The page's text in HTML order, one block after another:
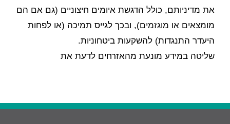
את מדיניותם, כולל הדגשת איומים חיצוניים (גם אם הם
מומצאים או מוגזמים), ובכך לגייס תמיכה (או לפחות
היעדר התנגדות) להשקעות ביטחוניות.
שליטה במידע מונעת מהאזרחים לדעת את